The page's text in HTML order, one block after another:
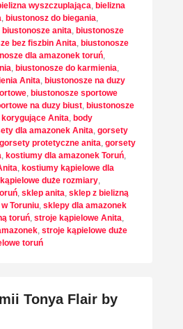
wyszczuplająca, bielizna
, biustonosz do biegania,
biustonosze anita, biustonosze
bez fiszbin Anita, biustonosze
dla amazonek toruń,
, biustonosze do karmienia,
Anita, biustonosze na duzy
, biustonosze sportowe
na duzy biust, biustonosze
korygujące Anita, body
dla amazonek Anita, gorsety
gorsety protetyczne anita, gorsety
, kostiumy dla amazonek Toruń,
, kostiumy kąpielowe dla
duże rozmiary,
, sklep anita, sklep z bielizną
Toruniu, sklepy dla amazonek
toruń, stroje kąpielowe Anita,
, stroje kąpielowe duże
toruń
Tonya Flair by